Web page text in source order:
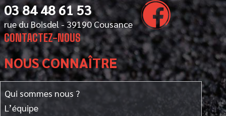
03 84 48 61 53
rue du Boisdel - 39190 Cousance
CONTACTEZ-NOUS
NOUS CONNAÎTRE
Qui sommes nous ?
L’équipe